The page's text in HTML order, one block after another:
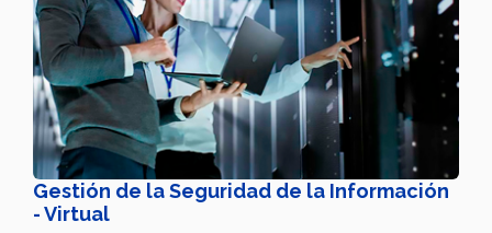
Gestión de la Seguridad de la Información
- Virtual